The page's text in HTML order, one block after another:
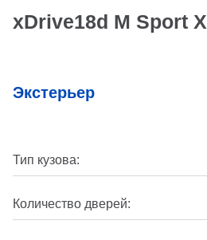
xDrive18d M Sport X
Экстерьер
Тип кузова:
Количество дверей: